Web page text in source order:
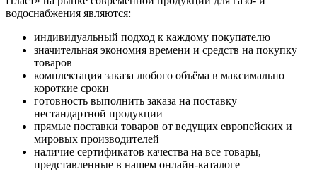
водоснабжения являются:
индивидуальный подход к каждому покупателю
значительная экономия времени и средств на покупку
товаров
комплектация заказа любого объёма в максимально
короткие сроки
готовность выполнить заказа на поставку
нестандартной продукции
прямые поставки товаров от ведущих европейских и
мировых производителей
наличие сертификатов качества на все товары,
представленные в нашем онлайн-каталоге